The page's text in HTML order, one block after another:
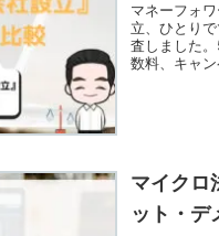
マネーフォ
立、ひとり
査しました
数料、キャ
マイクロ
ット・デ